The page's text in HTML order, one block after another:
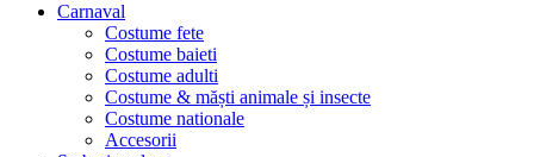
Carnaval
Costume fete
Costume baieti
Costume adulti
Costume & măști animale și insecte
Costume nationale
Accesorii